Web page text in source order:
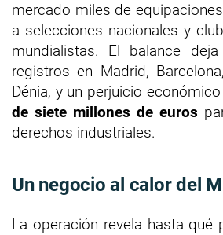
mercado miles de
a selecciones nacionales y
mundialistas. El balance deja
registros en Madrid,
Dénia, y un perjuicio
de siete millones de euros
derechos industriales.
Un negocio al calor del
La operación revela hasta qué